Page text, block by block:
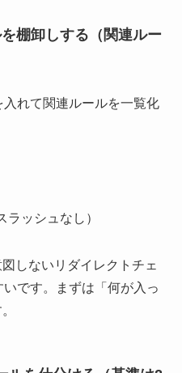
棚卸しする（関連ルー
れて関連ルールを一覧化
ッシュなし）
しないリダイレクトチェ
です。まずは「何が入っ